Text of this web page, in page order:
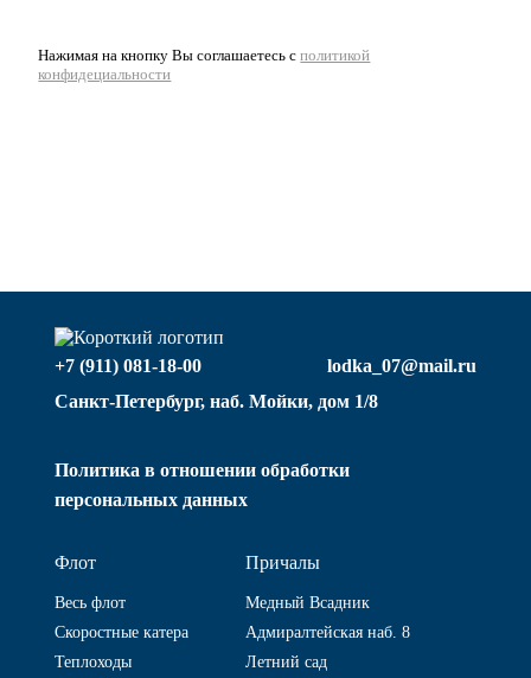
Нажимая на кнопку Вы соглашаетесь сполитикой
конфидециальности
+7 (911) 081-18-00
lodka_07@mail.ru
Санкт-Петербург, наб. Мойки, дом 1/8
Политика в отношении обработки
персональных данных
Флот
Весь флот
Скоростные катера
Теплоходы
Причалы
Медный Всадник
Адмиралтейская наб. 8
Летний сад